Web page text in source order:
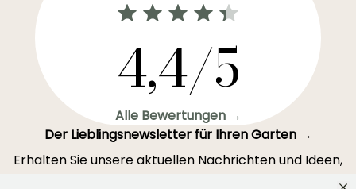
4,4/5
Alle Bewertungen →
Der Lieblingsnewsletter für Ihren Garten →
Erhalten Sie unsere aktuellen Nachrichten und Ideen,
damit Ihr Garten das ganze Jahr über davon profitiert.